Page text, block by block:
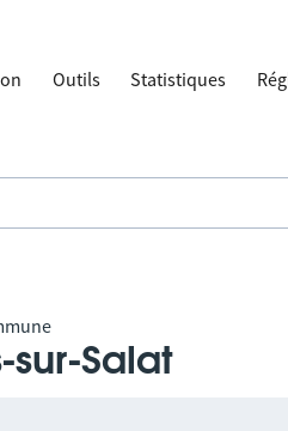
Outils Statistiques
sur-Salat